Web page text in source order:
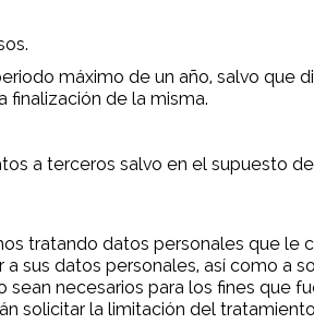
máximo de un año, salvo que
finalización de la misma.
a terceros salvo en el supuesto
tratando datos personales que le
sus datos personales, así como a
necesarios para los fines que
solicitar la limitación del